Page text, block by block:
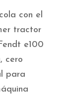
con el
tractor
e100
cero
para